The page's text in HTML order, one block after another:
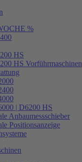
%
HS
HS Vorführmaschinen
| D6200 HS
Anbaumessschieber
Positionsanzeige